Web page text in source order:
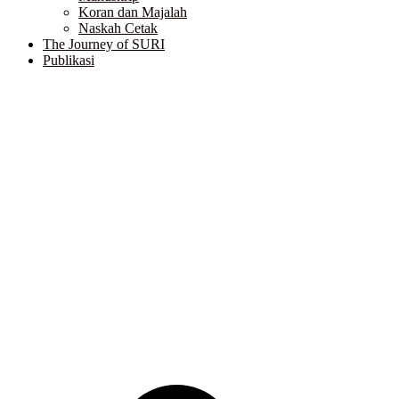
Koran dan Majalah
Naskah Cetak
The Journey of SURI
Publikasi